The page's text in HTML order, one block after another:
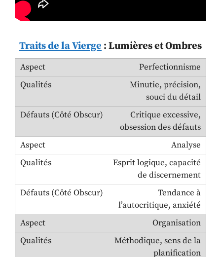
Traits de la Vierge : Lumières et Ombres
Perfectionnisme
Minutie, précision,
souci du détail
Critique excessive,
obsession des défauts
Analyse
Esprit logique, capacité
de discernement
Tendance à
l’autocritique, anxiété
Organisation
Méthodique, sens de la
planification